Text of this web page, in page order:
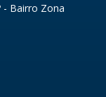
- Bairro Zona